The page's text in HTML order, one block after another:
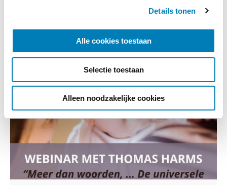
Details tonen
Alle cookies toestaan
Selectie toestaan
Alleen noodzakelijke cookies
Aristo Amsterdam
Meer informatie